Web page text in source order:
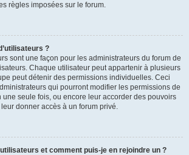
règles imposées sur le forum.
?
sont une façon pour les administrateurs du forum de
Chaque utilisateur peut appartenir à plusieurs
peut détenir des permissions individuelles. Ceci
qui pourront modifier les permissions de
seule fois, ou encore leur accorder des pouvoirs
donner accès à un forum privé.
et comment puis-je en rejoindre un ?